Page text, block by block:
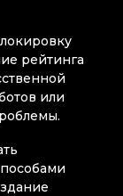
рейтинга
или